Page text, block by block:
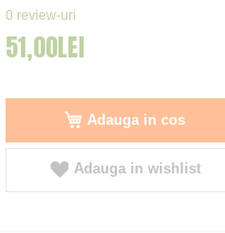
0%
0 review-uri
51,00LEI
Adauga in cos
Adauga in wishlist